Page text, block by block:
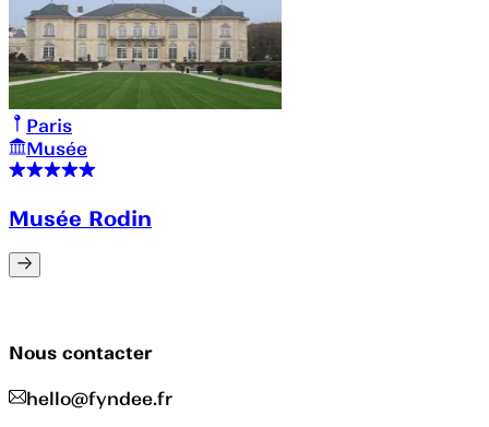
Paris
Musée
Musée Rodin
Nous contacter
hello@fyndee.fr